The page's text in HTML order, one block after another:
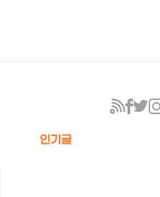
인기글